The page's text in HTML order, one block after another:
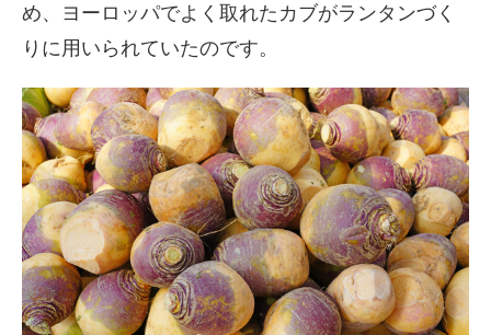
め、ヨーロッパでよく取れたカブがランタンづく
りに用いられていたのです。